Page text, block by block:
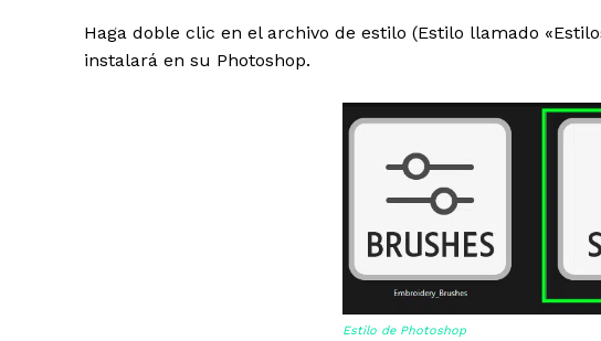
Haga doble clic en el archivo de estilo (Estilo llamado
instalará en su Photoshop.
Estilo de Photoshop